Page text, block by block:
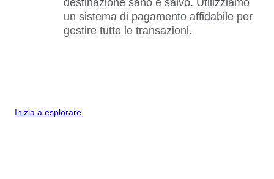
un sistema di pagamento affidabile per
gestire tutte le transazioni.
Inizia a esplorare